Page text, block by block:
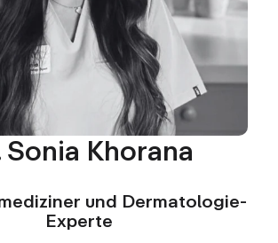
Sonia Khorana
und Dermatologie-
Experte